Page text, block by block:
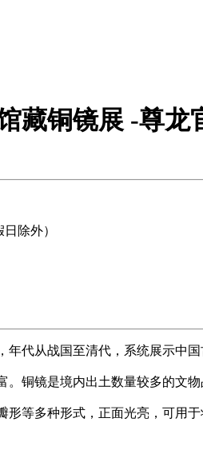
藏铜镜展 -尊龙
除外）
年代从战国至清代，系统展示中
。铜镜是境内出土数量较多的文
等多种形式，正面光亮，可用